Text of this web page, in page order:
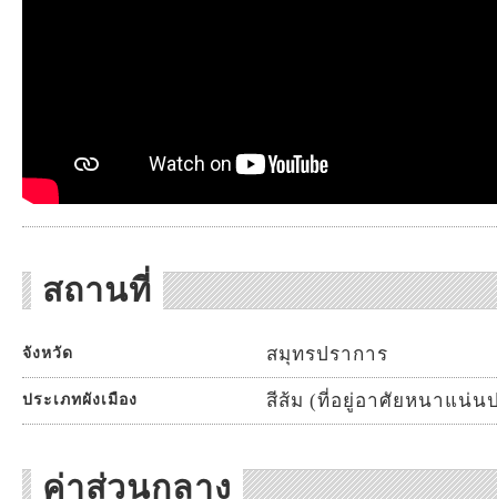
สถานที่
จังหวัด สมุทรปราการ
ประเภทผังเมือง สีส้ม (ที่อยู่อาศัยหนาแน่น
ค่าส่วนกลาง